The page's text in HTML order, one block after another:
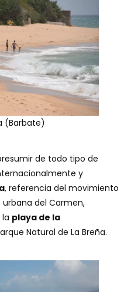
(Barbate)
de todo tipo de
y
, referencia del movimiento
del Carmen,
playa de la
Natural de La Breña.